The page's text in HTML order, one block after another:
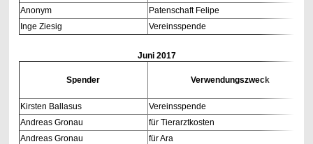
Anonym
Patenschaft Felipe
Inge Ziesig
Vereinsspende
Juni 2017
Spender Verwendungszweck
Kirsten Ballasus
Vereinsspende
Andreas Gronau
für Tierarztkosten
Andreas Gronau
für Ara